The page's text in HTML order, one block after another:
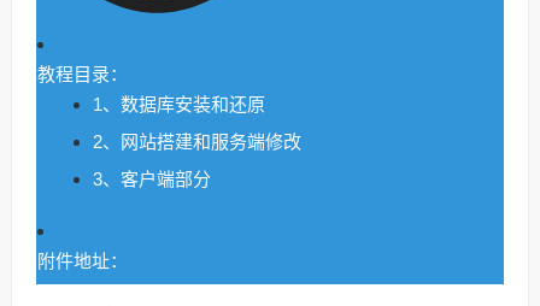
教程目录：
1、数据库安装和还原
2、网站搭建和服务端修改
3、客户端部分
附件地址：